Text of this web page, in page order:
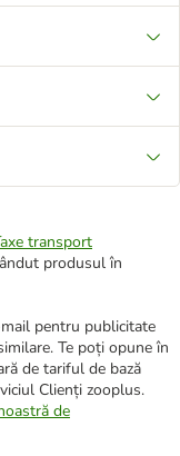
transport
produsul în
pentru publicitate
Te poți opune în
de tariful de bază
Clienți zooplus.
de